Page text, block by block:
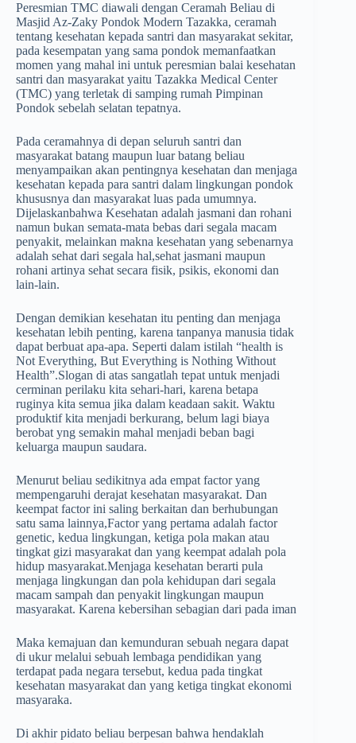
Peresmian TMC diawali dengan Ceramah Beliau di
Masjid Az-Zaky Pondok Modern Tazakka, ceramah
tentang kesehatan kepada santri dan masyarakat sekitar,
pada kesempatan yang sama pondok memanfaatkan
momen yang mahal ini untuk peresmian balai kesehatan
santri dan masyarakat yaitu Tazakka Medical Center
(TMC) yang terletak di samping rumah Pimpinan
Pondok sebelah selatan tepatnya.
Pada ceramahnya di depan seluruh santri dan
masyarakat batang maupun luar batang beliau
menyampaikan akan pentingnya kesehatan dan menjaga
kesehatan kepada para santri dalam lingkungan pondok
khususnya dan masyarakat luas pada umumnya.
Dijelaskanbahwa Kesehatan adalah jasmani dan rohani
namun bukan semata-mata bebas dari segala macam
penyakit, melainkan makna kesehatan yang sebenarnya
adalah sehat dari segala hal,sehat jasmani maupun
rohani artinya sehat secara fisik, psikis, ekonomi dan
lain-lain.
Dengan demikian kesehatan itu penting dan menjaga
kesehatan lebih penting, karena tanpanya manusia tidak
dapat berbuat apa-apa. Seperti dalam istilah “health is
Not Everything, But Everything is Nothing Without
Health”.Slogan di atas sangatlah tepat untuk menjadi
cerminan perilaku kita sehari-hari, karena betapa
ruginya kita semua jika dalam keadaan sakit. Waktu
produktif kita menjadi berkurang, belum lagi biaya
berobat yng semakin mahal menjadi beban bagi
keluarga maupun saudara.
Menurut beliau sedikitnya ada empat factor yang
mempengaruhi derajat kesehatan masyarakat. Dan
keempat factor ini saling berkaitan dan berhubungan
satu sama lainnya,Factor yang pertama adalah factor
genetic, kedua lingkungan, ketiga pola makan atau
tingkat gizi masyarakat dan yang keempat adalah pola
hidup masyarakat.Menjaga kesehatan berarti pula
menjaga lingkungan dan pola kehidupan dari segala
macam sampah dan penyakit lingkungan maupun
masyarakat. Karena kebersihan sebagian dari pada iman
Maka kemajuan dan kemunduran sebuah negara dapat
di ukur melalui sebuah lembaga pendidikan yang
terdapat pada negara tersebut, kedua pada tingkat
kesehatan masyarakat dan yang ketiga tingkat ekonomi
masyaraka.
Di akhir pidato beliau berpesan bahwa hendaklah